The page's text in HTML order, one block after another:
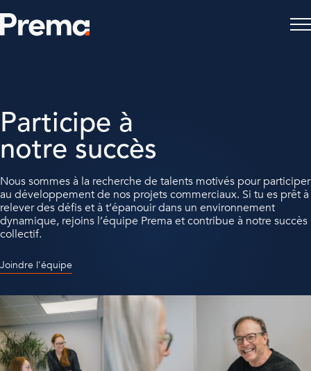
Participe à
notre succès
Nous sommes à la recherche de talents motivés pour participer
au développement de nos projets commerciaux. Si tu es prêt à
relever des défis et à t’épanouir dans un environnement
dynamique, rejoins l’équipe Prema et contribue à notre succès
collectif.
Joindre l'équipe